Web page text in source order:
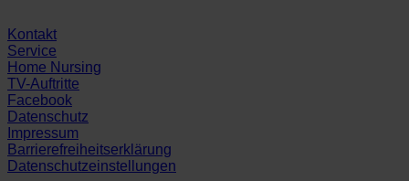
Kontakt
Service
Home Nursing
TV-Auftritte
Facebook
Datenschutz
Impressum
Barrierefreiheitserklärung
Datenschutzeinstellungen